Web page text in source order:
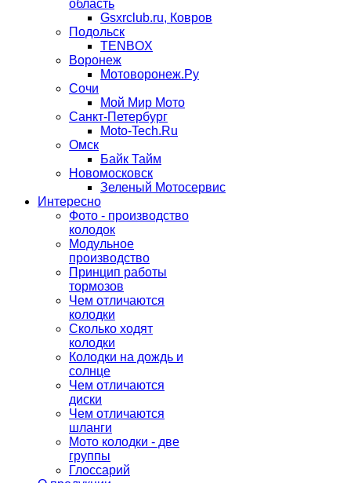
область
Gsxrclub.ru, Ковров
Подольск
TENBOX
Воронеж
Мотоворонеж.Ру
Сочи
Мой Мир Мото
Санкт-Петербург
Moto-Tech.Ru
Омск
Байк Тайм
Новомосковск
Зеленый Мотосервис
Интересно
Фото - производство
колодок
Модульное
производство
Принцип работы
тормозов
Чем отличаются
колодки
Сколько ходят
колодки
Колодки на дождь и
солнце
Чем отличаются
диски
Чем отличаются
шланги
Мото колодки - две
группы
Глоссарий